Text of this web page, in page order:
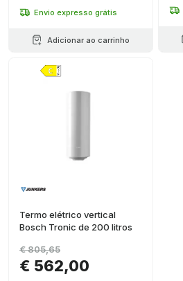
Envio expresso grátis
Adicionar ao carrinho
Termo elétrico vertical
Bosch Tronic de 200 litros
€ 562,00
€ 805,65